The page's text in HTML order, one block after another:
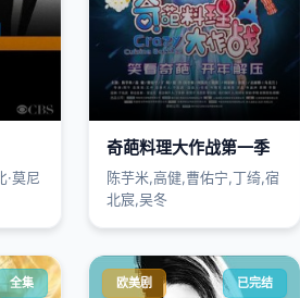
·莫尼
奇葩料理大作战第一季
陈芋米,高健,曹佑宁,丁绮,宿
北宸,吴冬
全集 欧美剧 已完结